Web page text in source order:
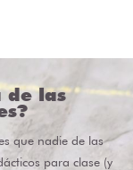
de las
que nadie de las
para clase (y